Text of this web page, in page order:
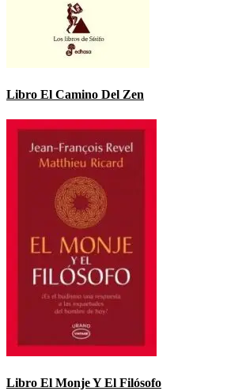
Libro El Camino Del Zen
Libro El Monje Y El Filósofo